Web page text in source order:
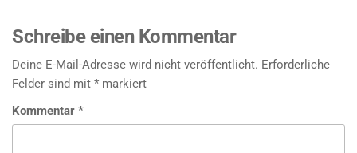
Schreibe einen Kommentar
Deine E-Mail-Adresse wird nicht veröffentlicht. Erforderliche
Felder sind mit * markiert
Kommentar *